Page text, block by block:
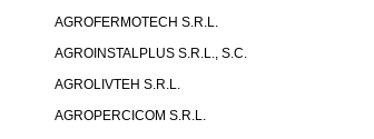
AGROFERMOTECH S.R.L.
AGROINSTALPLUS S.R.L., S.C.
AGROLIVTEH S.R.L.
AGROPERCICOM S.R.L.